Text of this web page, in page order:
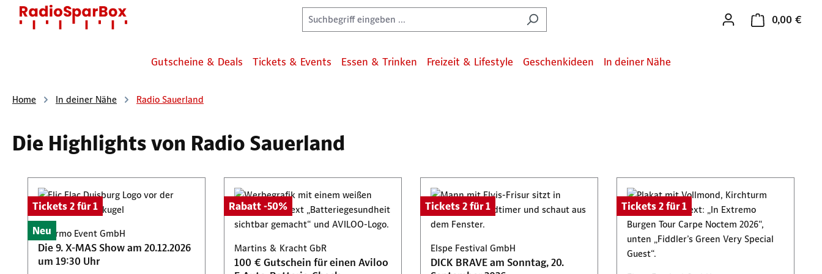
Hauptinhalt springen
Zur Suche springen
Zur Hauptnavigation springen 0,00 €
Gutscheine & Deals Tickets & Events Essen & Trinken Freizeit & Lifestyle Geschenkideen In deiner Nähe
Home In deiner Nähe Radio Sauerland
Die Highlights von Radio Sauerland
Tickets 2 für 1
Neu
Palermo Event GmbH
Die 9. X-MAS Show am 20.12.2026
um 19:30 Uhr
Rabatt -50%
Martins & Kracht GbR
100 € Gutschein für einen Aviloo
Tickets 2 für 1
Elspe Festival GmbH
DICK BRAVE am Sonntag, 20.
Tickets 2 für 1